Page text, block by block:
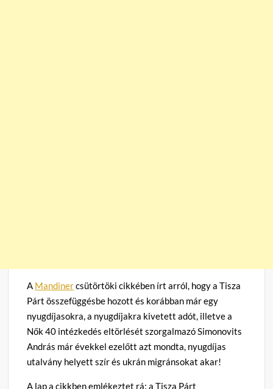
A Mandinercsütörtöki cikkében írt arról, hogy a Tisza
Párt összefüggésbe hozott és korábban már egy
nyugdíjasokra, a nyugdíjakra kivetett adót, illetve a
Nők 40 intézkedés eltörlését szorgalmazó Simonovits
András már évekkel ezelőtt azt mondta, nyugdíjas
utalvány helyett szír és ukrán migránsokat akar!
A lap a cikkben emlékeztet rá: a Tisza Párt